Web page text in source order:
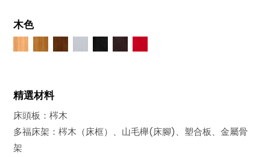
木色
精選材料
床頭板：梣木
多福床架：梣木（床框）、山毛櫸(床腳)、塑合板、金屬骨
架